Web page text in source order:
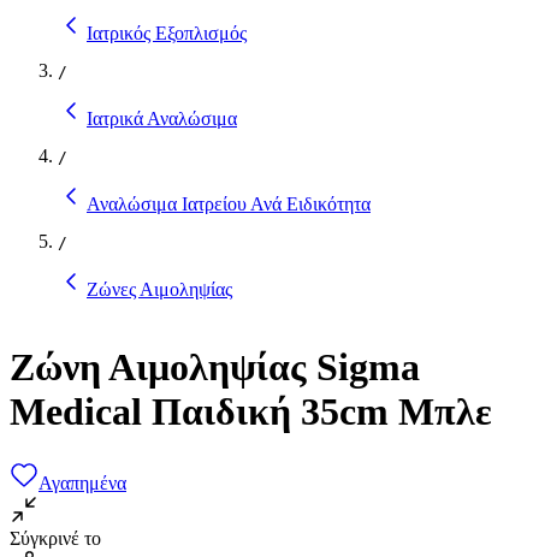
Ιατρικός Εξοπλισμός
/
Ιατρικά Αναλώσιμα
/
Αναλώσιμα Ιατρείου Ανά Ειδικότητα
/
Ζώνες Αιμοληψίας
Ζώνη Αιμοληψίας Sigma
Medical Παιδική 35cm Μπλε
Αγαπημένα
Σύγκρινέ το